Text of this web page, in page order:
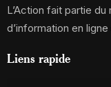
L’Action fait partie
d’information en
Liens rapide